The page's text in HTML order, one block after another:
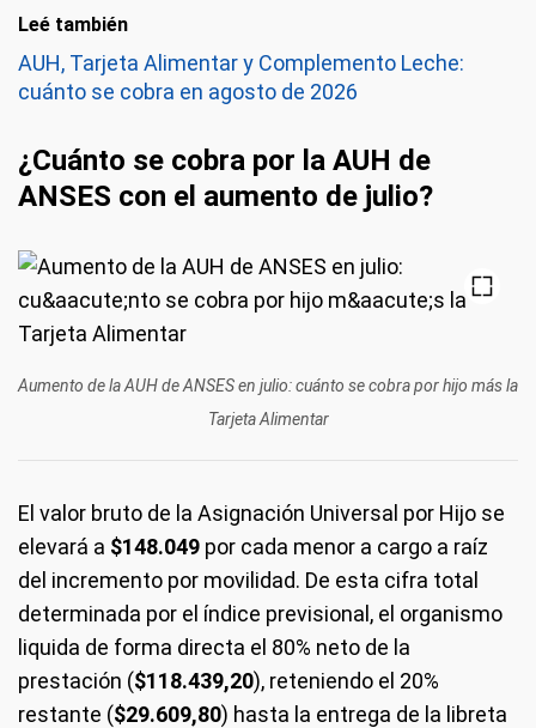
Leé también
AUH, Tarjeta Alimentar y Complemento Leche:
cuánto se cobra en agosto de 2026
¿Cuánto se cobra por la AUH de
ANSES con el aumento de julio?
Aumento de la AUH de ANSES en julio: cuánto se cobra por hijo más la
Tarjeta Alimentar
El valor bruto de la Asignación Universal por Hijo se
elevará a $148.049 por cada menor a cargo a raíz
del incremento por movilidad. De esta cifra total
determinada por el índice previsional, el organismo
liquida de forma directa el 80% neto de la
prestación ($118.439,20), reteniendo el 20%
restante ($29.609,80) hasta la entrega de la libreta